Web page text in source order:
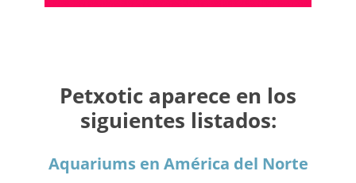
Petxotic aparece en los
siguientes listados:
Aquariums en América del Norte